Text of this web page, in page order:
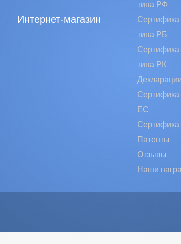
Интернет-магазин
типа РФ
типа РБ
типа РК
EC
Патенты
Отзывы
Наши